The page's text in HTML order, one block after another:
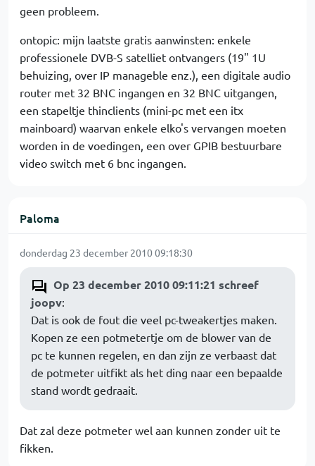
geen probleem.
ontopic: mijn laatste gratis aanwinsten: enkele
professionele DVB-S satelliet ontvangers (19" 1U
behuizing, over IP manageble enz.), een digitale audio
router met 32 BNC ingangen en 32 BNC uitgangen,
een stapeltje thinclients (mini-pc met een itx
mainboard) waarvan enkele elko's vervangen moeten
worden in de voedingen, een over GPIB bestuurbare
video switch met 6 bnc ingangen.
Paloma
donderdag 23 december 2010 09:18:30
Op 23 december 2010 09:11:21 schreef
joopv:
Dat is ook de fout die veel pc-tweakertjes maken.
Kopen ze een potmetertje om de blower van de
pc te kunnen regelen, en dan zijn ze verbaast dat
de potmeter uitfikt als het ding naar een bepaalde
stand wordt gedraait.
Dat zal deze potmeter wel aan kunnen zonder uit te
fikken.